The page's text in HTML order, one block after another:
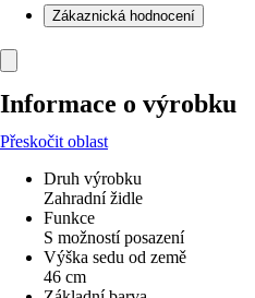
Zákaznická hodnocení
Informace o výrobku
Přeskočit oblast
Druh výrobku
Zahradní židle
Funkce
S možností posazení
Výška sedu od země
46 cm